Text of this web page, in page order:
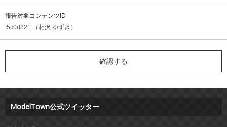
報告対象コンテンツID
I5c0d821 （相沢 ゆずき）
ModelTown公式ツイッター